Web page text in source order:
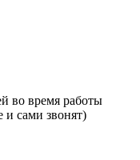
во время работы
и сами звонят)